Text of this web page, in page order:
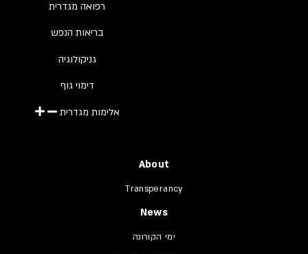
רפואה מגדרית
בריאות הנפש
גניקולוגיה
דימוי גוף
אלימות מגדרית
About
Transperancy
News
ימי הקורונה